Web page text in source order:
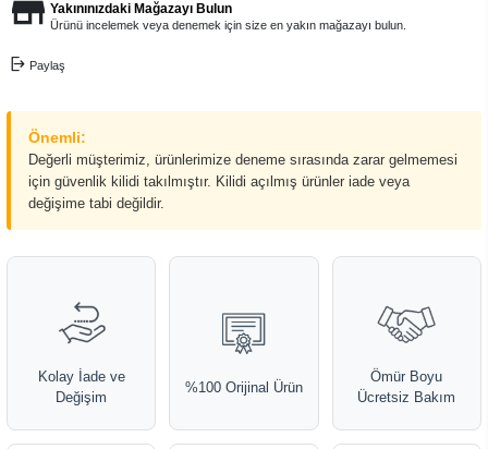
Yakınınızdaki Mağazayı Bulun
Ürünü incelemek veya denemek için size en yakın mağazayı bulun.
Paylaş
Önemli:
Değerli müşterimiz, ürünlerimize deneme sırasında zarar gelmemesi
için güvenlik kilidi takılmıştır. Kilidi açılmış ürünler iade veya
değişime tabi değildir.
Kolay İade ve
Değişim
%100 Orijinal Ürün
Ömür Boyu
Ücretsiz Bakım